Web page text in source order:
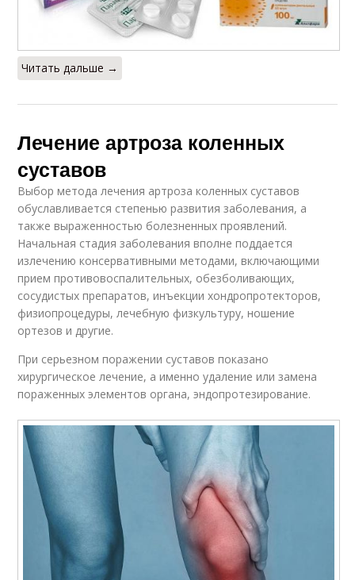
Читать дальше →
Лечение артроза коленных
суставов
Выбор метода лечения артроза коленных суставов
обуславливается степенью развития заболевания, а
также выраженностью болезненных проявлений.
Начальная стадия заболевания вполне поддается
излечению консервативными методами, включающими
прием противовоспалительных, обезболивающих,
сосудистых препаратов, инъекции хондропротекторов,
физиопроцедуры, лечебную физкультуру, ношение
ортезов и другие.
При серьезном поражении суставов показано
хирургическое лечение, а именно удаление или замена
пораженных элементов органа, эндопротезирование.